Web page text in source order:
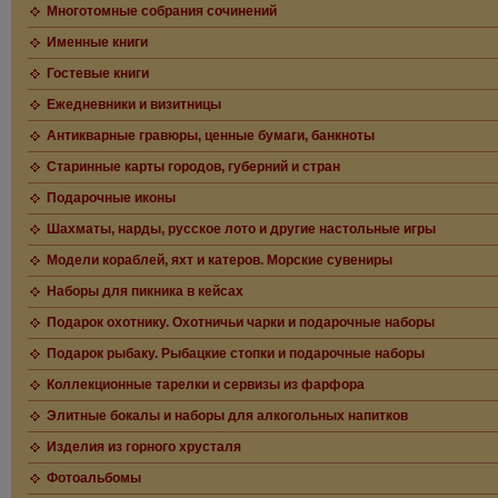
Многотомные собрания сочинений
Именные книги
Гостевые книги
Ежедневники и визитницы
Антикварные гравюры, ценные бумаги, банкноты
Старинные карты городов, губерний и стран
Подарочные иконы
Шахматы, нарды, русское лото и другие настольные игры
Модели кораблей, яхт и катеров. Морские сувениры
Наборы для пикника в кейсах
Подарок охотнику. Охотничьи чарки и подарочные наборы
Подарок рыбаку. Рыбацкие стопки и подарочные наборы
Коллекционные тарелки и сервизы из фарфора
Элитные бокалы и наборы для алкогольных напитков
Изделия из горного хрусталя
Фотоальбомы